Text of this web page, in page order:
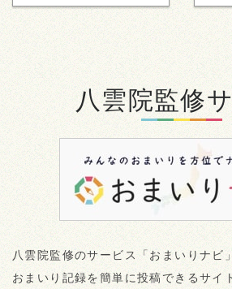
八雲院監修
八雲院監修のサービス「おまいりナビ
おまいり記録を簡単に投稿できるサイ